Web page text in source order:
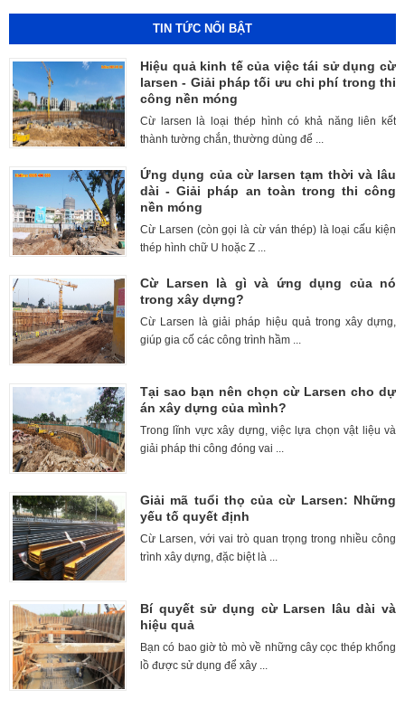
TIN TỨC NỔI BẬT
Hiệu quả kinh tế của việc tái sử dụng cừ
larsen - Giải pháp tối ưu chi phí trong thi
công nền móng
Cừ larsen là loại thép hình có khả năng liên kết
thành tường chắn, thường dùng để ...
Ứng dụng của cừ larsen tạm thời và lâu
dài - Giải pháp an toàn trong thi công
nền móng
Cừ Larsen (còn gọi là cừ ván thép) là loại cấu kiện
thép hình chữ U hoặc Z ...
Cừ Larsen là gì và ứng dụng của nó
trong xây dựng?
Cừ Larsen là giải pháp hiệu quả trong xây dựng,
giúp gia cố các công trình hầm ...
Tại sao bạn nên chọn cừ Larsen cho dự
án xây dựng của mình?
Trong lĩnh vực xây dựng, việc lựa chọn vật liệu và
giải pháp thi công đóng vai ...
Giải mã tuổi thọ của cừ Larsen: Những
yếu tố quyết định
Cừ Larsen, với vai trò quan trọng trong nhiều công
trình xây dựng, đặc biệt là ...
Bí quyết sử dụng cừ Larsen lâu dài và
hiệu quả
Bạn có bao giờ tò mò về những cây cọc thép khổng
lồ được sử dụng để xây ...